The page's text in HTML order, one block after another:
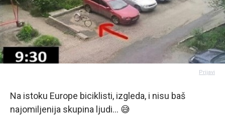
Prijavi
Na istoku Europe biciklisti, izgleda, i nisu baš
najomiljenija skupina ljudi... 😅